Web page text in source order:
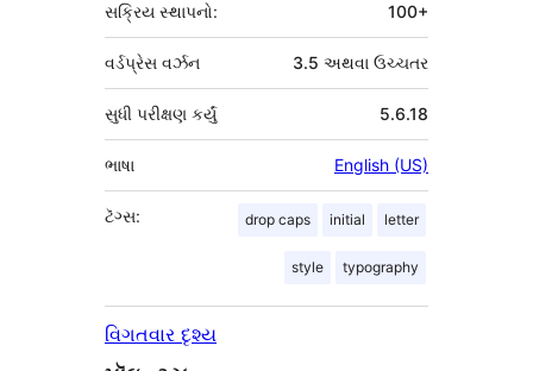
સક્રિય સ્થાપનો: 100+
વર્ડપ્રેસ વર્ઝન 3.5 અથવા ઉચ્ચતર
5.6.18
સુધી પરીક્ષણ કર્યું
ભાષા English (US)
ટૅગ્સ: drop caps initial letter
style typography
વિગતવાર દૃશ્ય